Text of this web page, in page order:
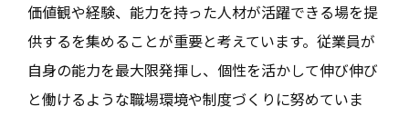
価値観や経験、能力を持った人材が活躍できる場を提
供するを集めることが重要と考えています。従業員が
自身の能力を最大限発揮し、個性を活かして伸び伸び
と働けるような職場環境や制度づくりに努めていま